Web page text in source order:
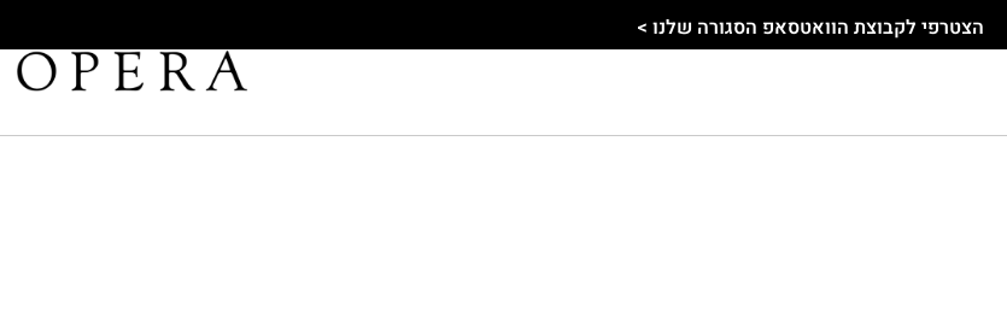
הצטרפי לקבוצת הוואטסאפ הסגורה שלנו >